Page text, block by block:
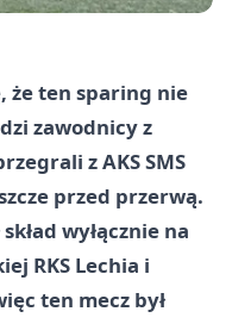
że ten sparing nie
zawodnicy z
z AKS SMS
przed przerwą.
wyłącznie na
RKS Lechia i
ten mecz był